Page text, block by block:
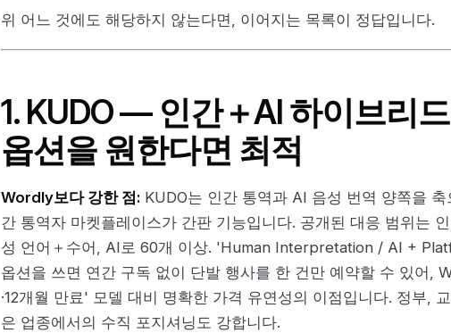
위 어느 것에도 해당하지 않는다면, 이어지는 목록이 정답입니다.
1. KUDO — 인간＋AI 하이브리
옵션을 원한다면 최적
Wordly보다 강한 점: KUDO는 인간 통역과 AI 음성 번역 양쪽을
간 통역자 마켓플레이스가 간판 기능입니다. 공개된 대응 범위는
성 언어＋수어, AI로 60개 이상. 'Human Interpretation / AI +
옵션을 쓰면 연간 구독 없이 단발 행사를 한 건만 예약할 수 있어,
·12개월 만료' 모델 대비 명확한 가격 유연성의 이점입니다. 정부,
은 업종에서의 수직 포지셔닝도 강합니다.